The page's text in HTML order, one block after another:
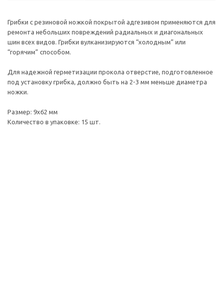
Грибки с резиновой ножкой покрытой адгезивом применяются для
ремонта небольших повреждений радиальных и диагональных
шин всех видов. Грибки вулканизируются “холодным” или
“горячим” способом.
Для надежной герметизации прокола отверстие, подготовленное
под установку грибка, должно быть на 2-3 мм меньше диаметра
ножки.
Размер: 9х62 мм
Количество в упаковке: 15 шт.